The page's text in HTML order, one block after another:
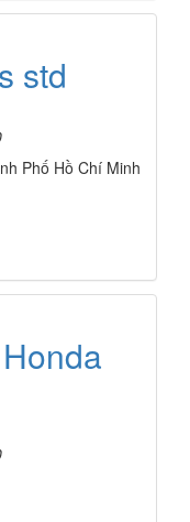
std
Phố Hồ Chí Minh